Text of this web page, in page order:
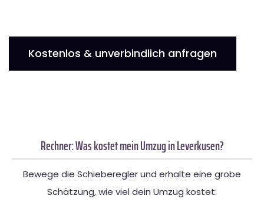
Kostenlos & unverbindlich anfragen
Rechner: Was kostet mein Umzug in Leverkusen?
Bewege die Schieberegler und erhalte eine grobe
Schätzung, wie viel dein Umzug kostet: